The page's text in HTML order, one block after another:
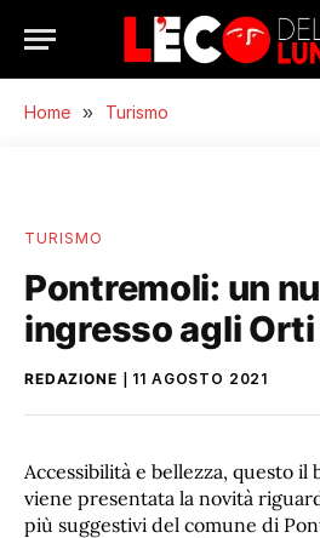
Home » Turismo
TURISMO
Pontremoli: un
ingresso agli
REDAZIONE 11 AGOSTO 2021
Accessibilità e bellezza, questo il
viene presentata la novità
più suggestivi del comune di